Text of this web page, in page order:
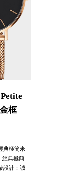
框
典極簡米
經典極簡
設計：誠